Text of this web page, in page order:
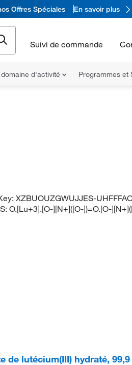
Offres Spéciales En savoir plus
Suivi de commande
d'activité Programmes et
XZBUOUZGWUJJES-
O.[Lu+3].[O-][N+]([O-])=O.[O-
de lutécium(III) hydraté,